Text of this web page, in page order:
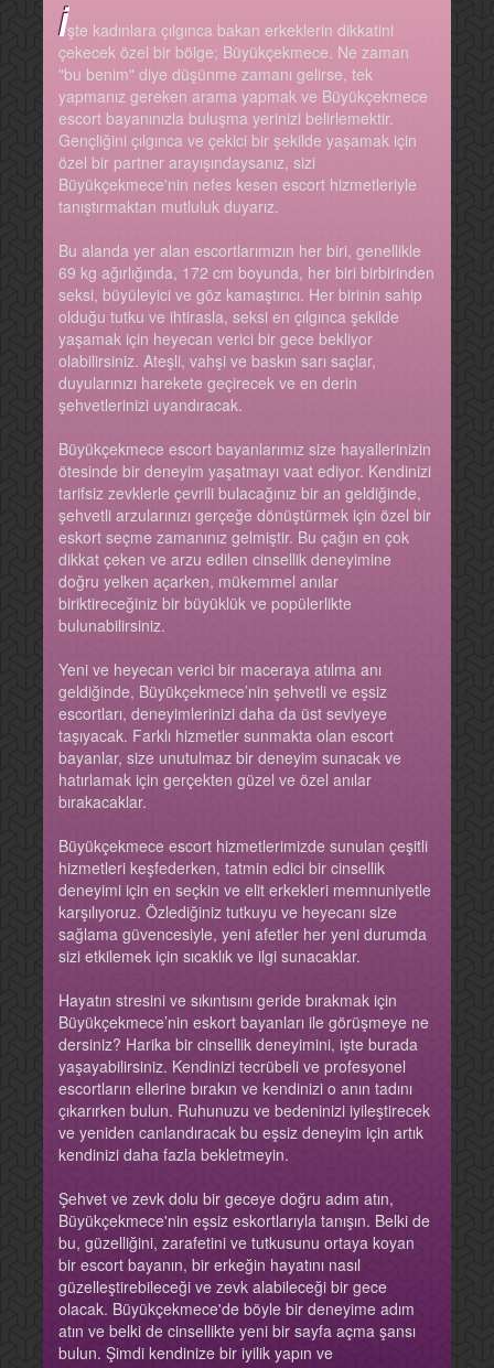
İşte kadınlara çılgınca bakan erkeklerin dikkatini
çekecek özel bir bölge; Büyükçekmece. Ne zaman
"bu benim" diye düşünme zamanı gelirse, tek
yapmanız gereken arama yapmak ve Büyükçekmece
escort bayanınızla buluşma yerinizi belirlemektir.
Gençliğini çılgınca ve çekici bir şekilde yaşamak için
özel bir partner arayışındaysanız, sizi
Büyükçekmece'nin nefes kesen escort hizmetleriyle
tanıştırmaktan mutluluk duyarız.
Bu alanda yer alan escortlarımızın her biri, genellikle
69 kg ağırlığında, 172 cm boyunda, her biri birbirinden
seksi, büyüleyici ve göz kamaştırıcı. Her birinin sahip
olduğu tutku ve ihtirasla, seksi en çılgınca şekilde
yaşamak için heyecan verici bir gece bekliyor
olabilirsiniz. Ateşli, vahşi ve baskın sarı saçlar,
duyularınızı harekete geçirecek ve en derin
şehvetlerinizi uyandıracak.
Büyükçekmece escort bayanlarımız size hayallerinizin
ötesinde bir deneyim yaşatmayı vaat ediyor. Kendinizi
tarifsiz zevklerle çevrili bulacağınız bir an geldiğinde,
şehvetli arzularınızı gerçeğe dönüştürmek için özel bir
eskort seçme zamanınız gelmiştir. Bu çağın en çok
dikkat çeken ve arzu edilen cinsellik deneyimine
doğru yelken açarken, mükemmel anılar
biriktireceğiniz bir büyüklük ve popülerlikte
bulunabilirsiniz.
Yeni ve heyecan verici bir maceraya atılma anı
geldiğinde, Büyükçekmece’nin şehvetli ve eşsiz
escortları, deneyimlerinizi daha da üst seviyeye
taşıyacak. Farklı hizmetler sunmakta olan escort
bayanlar, size unutulmaz bir deneyim sunacak ve
hatırlamak için gerçekten güzel ve özel anılar
bırakacaklar.
Büyükçekmece escort hizmetlerimizde sunulan çeşitli
hizmetleri keşfederken, tatmin edici bir cinsellik
deneyimi için en seçkin ve elit erkekleri memnuniyetle
karşılıyoruz. Özlediğiniz tutkuyu ve heyecanı size
sağlama güvencesiyle, yeni afetler her yeni durumda
sizi etkilemek için sıcaklık ve ilgi sunacaklar.
Hayatın stresini ve sıkıntısını geride bırakmak için
Büyükçekmece’nin eskort bayanları ile görüşmeye ne
dersiniz? Harika bir cinsellik deneyimini, işte burada
yaşayabilirsiniz. Kendinizi tecrübeli ve profesyonel
escortların ellerine bırakın ve kendinizi o anın tadını
çıkarırken bulun. Ruhunuzu ve bedeninizi iyileştirecek
ve yeniden canlandıracak bu eşsiz deneyim için artık
kendinizi daha fazla bekletmeyin.
Şehvet ve zevk dolu bir geceye doğru adım atın,
Büyükçekmece'nin eşsiz eskortlarıyla tanışın. Belki de
bu, güzelliğini, zarafetini ve tutkusunu ortaya koyan
bir escort bayanın, bir erkeğin hayatını nasıl
güzelleştirebileceği ve zevk alabileceği bir gece
olacak. Büyükçekmece'de böyle bir deneyime adım
atın ve belki de cinsellikte yeni bir sayfa açma şansı
bulun. Şimdi kendinize bir iyilik yapın ve